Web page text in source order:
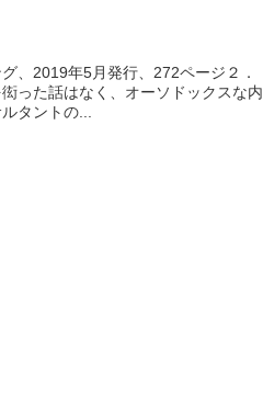
、2019年5月発行、272ページ２．
った話はなく、オーソドックスな内
タントの...